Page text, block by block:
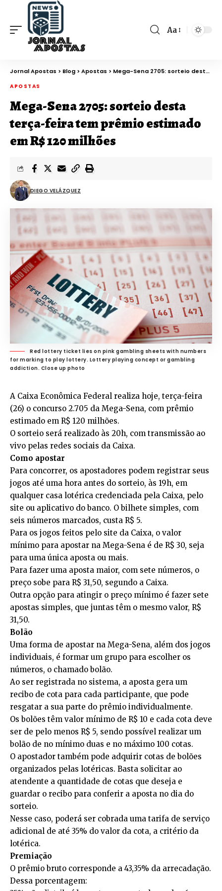
Aa
Jornal Apostas > Blog >Apostas > Mega-Sena 2705: sorteio desta terça-feira tem prêmio estimado em R$ 120 milhões
APOSTAS
Mega-Sena 2705: sorteio desta
terça-feira tem prêmio estimado
em R$ 120 milhões
DIEGO VELÁZQUEZ
Red lottery ticket lies on pink gambling sheets with numbers
for marking to play lottery. Lottery playing concept or gambling
addiction. Close up photo
A Caixa Econômica Federal realiza hoje, terça-feira
(26) o concurso 2.705 da Mega-Sena, com prêmio
estimado em R$ 120 milhões.
O sorteio será realizado às 20h, com transmissão ao
vivo pelas redes sociais da Caixa.
Como apostar
Para concorrer, os apostadores podem registrar seus
jogos até uma hora antes do sorteio, às 19h, em
qualquer casa lotérica credenciada pela Caixa, pelo
site ou aplicativo do banco. O bilhete simples, com
seis números marcados, custa R$ 5.
Para os jogos feitos pelo site da Caixa, o valor
mínimo para apostar na Mega-Sena é de R$ 30, seja
para uma única aposta ou mais.
Para fazer uma aposta maior, com sete números, o
preço sobe para R$ 31,50, segundo a Caixa.
Outra opção para atingir o preço mínimo é fazer sete
apostas simples, que juntas têm o mesmo valor, R$
31,50.
Bolão
Uma forma de apostar na Mega-Sena, além dos jogos
individuais, é formar um grupo para escolher os
números, o chamado bolão.
Ao ser registrada no sistema, a aposta gera um
recibo de cota para cada participante, que pode
resgatar a sua parte do prêmio individualmente.
Os bolões têm valor mínimo de R$ 10 e cada cota deve
ser de pelo menos R$ 5, sendo possível realizar um
bolão de no mínimo duas e no máximo 100 cotas.
O apostador também pode adquirir cotas de bolões
organizados pelas lotéricas. Basta solicitar ao
atendente a quantidade de cotas que deseja e
guardar o recibo para conferir a aposta no dia do
sorteio.
Nesse caso, poderá ser cobrada uma tarifa de serviço
adicional de até 35% do valor da cota, a critério da
lotérica.
Premiação
O prêmio bruto corresponde a 43,35% da arrecadação.
Dessa porcentagem: